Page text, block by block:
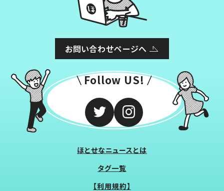
お問い合わせページへ
Follow US!
ほとせなニュースとは
タグ一覧
【利用規約】